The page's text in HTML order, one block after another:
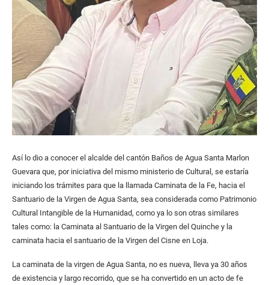
Así lo dio a conocer el alcalde del cantón Baños de Agua Santa Marlon
Guevara que, por iniciativa del mismo ministerio de Cultural, se estaría
iniciando los trámites para que la llamada Caminata de la Fe, hacia el
Santuario de la Virgen de Agua Santa, sea considerada como Patrimonio
Cultural Intangible de la Humanidad, como ya lo son otras similares
tales como: la Caminata al Santuario de la Virgen del Quinche y la
caminata hacia el santuario de la Virgen del Cisne en Loja.
La caminata de la virgen de Agua Santa, no es nueva, lleva ya 30 años
de existencia y largo recorrido, que se ha convertido en un acto de fe